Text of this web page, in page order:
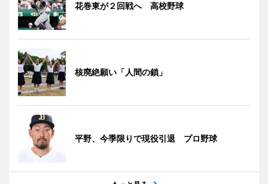
花巻東が２回戦へ 高校野球
核廃絶願い「人間の鎖」
平野、今季限りで現役引退 プロ野球